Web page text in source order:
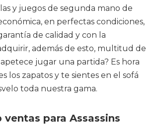
y juegos de segunda mano de
en perfectas condiciones,
de calidad y con la
además de esto, multitud de
apetece jugar una partida? Es hora
los zapatos y te sientes en el sofá
toda nuestra gama.
para Assassins